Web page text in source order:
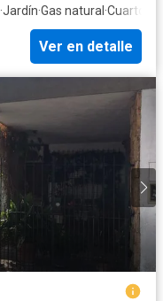
·Jardín·Gas natural ·Cuarto
Ver en detalle